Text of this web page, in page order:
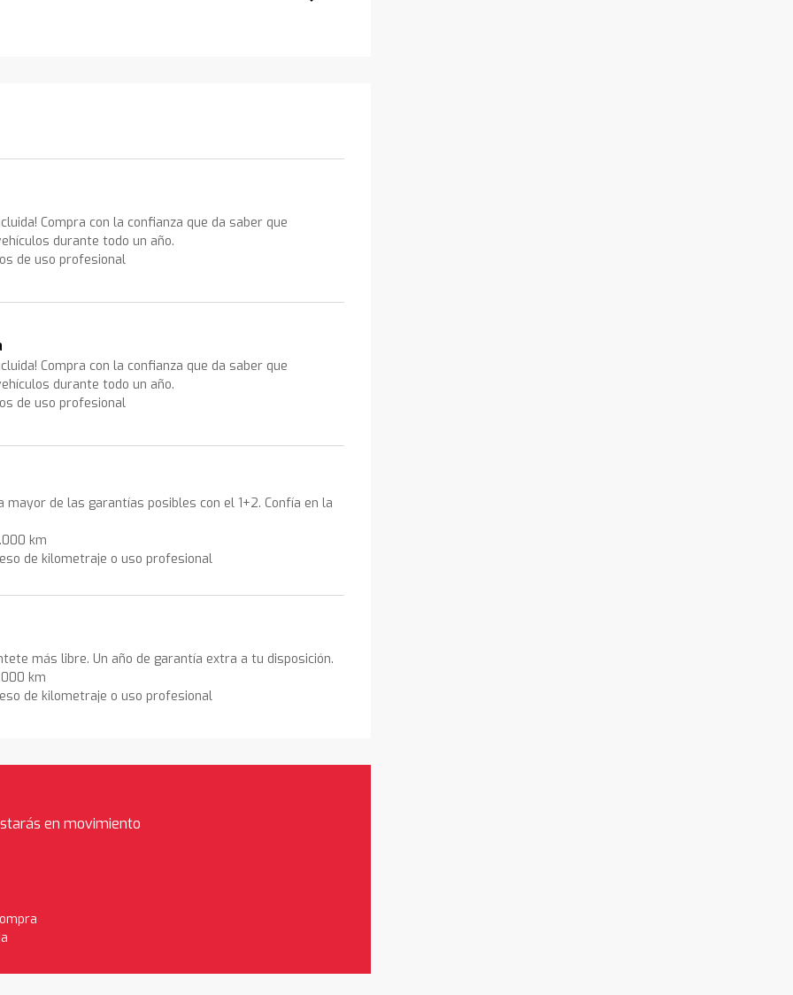
Compra con la confianza que da saber que
durante todo un año.
de uso profesional
Compra con la confianza que da saber que
durante todo un año.
de uso profesional
mayor de las garantías posibles con el 1+2. Confía en la
km
de kilometraje o uso profesional
más libre. Un año de garantía extra a tu disposición.
km
de kilometraje o uso profesional
en movimiento